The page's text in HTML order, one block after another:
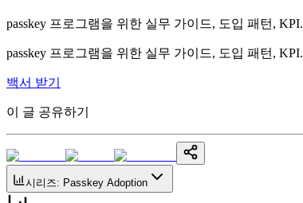
passkey 프로그램을 위한 실무 가이드, 도입 패턴, KPI.
passkey 프로그램을 위한 실무 가이드, 도입 패턴, KPI.
백서 받기
이 글 공유하기
시리즈: Passkey Adoption